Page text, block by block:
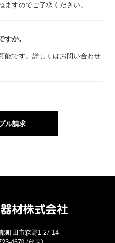
ますのでご了承ください。
すか。
能です。詳しくはお問い合わせ
ル請求
町田市森野1-27-14